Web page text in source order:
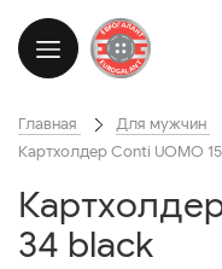
Главная Для мужчин
Картхолдер Conti UOMO
34 black